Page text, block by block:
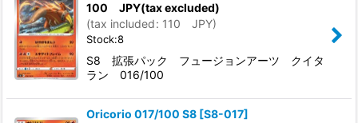
100 JPY(tax excluded)
(tax included: 110 JPY)
Stock:8
S8 拡張パック フュージョンアーツ クイタ
ラン 016/100
Oricorio 017/100 S8 [S8-017]